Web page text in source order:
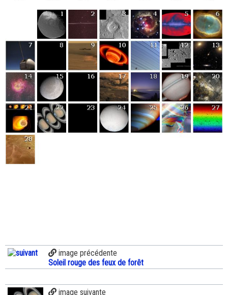
image précédente
Soleil rouge des feux de forêt
image suivante